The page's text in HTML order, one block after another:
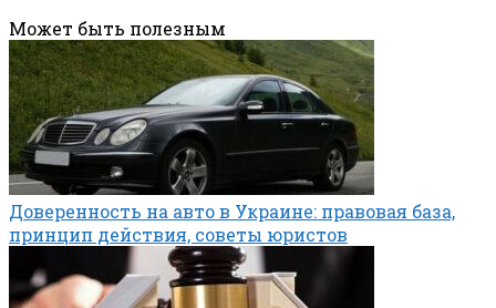
Может быть полезным
Доверенность на авто в Украине: правовая база,
принцип действия, советы юристов